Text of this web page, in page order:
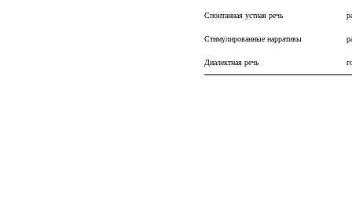
Спонтанная устная речь
Стимулированные нарративы
Диалектная речь